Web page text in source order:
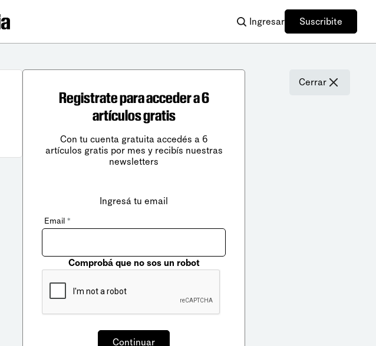
Ingresar Suscribite
Cerrar
Registrate para acceder a 6
artículos gratis
Con tu cuenta gratuita accedés a 6
artículos gratis por mes y recibís nuestras
newsletters
Ingresá tu email
Email *
Comprobá que no sos un robot